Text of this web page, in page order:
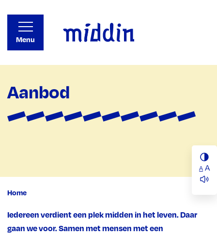
A A
Menu
Aanbod
Home
Iedereen verdient een plek midden in het leven. Daar
gaan we voor. Samen met mensen met een